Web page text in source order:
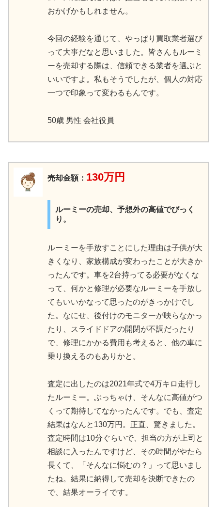
おかげかもしれません。
今回の経験を通じて、やっぱり買取業者選び
って大事だなと思いました。皆さんもルーミ
ーを売却する際は、信頼できる業者を選ぶと
いいですよ。私もそうでしたが、個人の対応
一つで印象って変わるもんです。
50歳 男性 会社役員
売却金額： 130万円
ルーミーの売却、予想外の高値でびっく
り。
ルーミーを手放すことにした理由は子供が大
きくなり、家族構成が変わったことが大きか
ったんです。車を2台持ってる必要がなくな
って、何かと修理が必要なルーミーを手放し
てもいいかなって思ったのがきっかけでし
た。なにせ、後付けのモニターが映らなかっ
たり、スライドドアの開閉が不調だったり
で、修理にかかる費用も考えると、他の車に
乗り換えるのもありかと。
査定に出したのは2021年式で4万キロ走行し
たルーミー。ぶっちゃけ、そんなに高値がつ
くって期待してなかったんです。でも、査定
結果はなんと130万円。正直、驚きました。
査定時間は10分ぐらいで、担当の方が上司と
相談に入ったんですけど、その時間がやたら
長くて、「そんなに悩むの？」って思いまし
たね。結果に納得して売却を決断できたの
で、結果オーライです。